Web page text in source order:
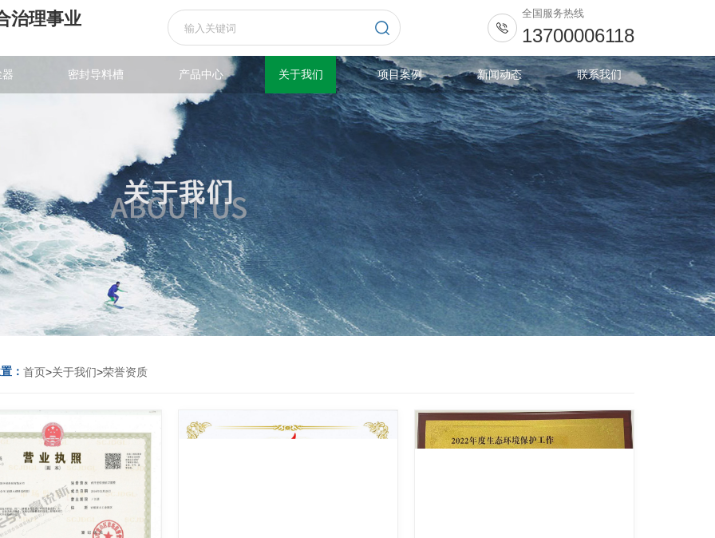
治理事业 全国服务热线
13700006118
密封导料槽 产品中心 关于我们 项目案例 新闻动态 联系我们
： 首页>关于我们>荣誉资质